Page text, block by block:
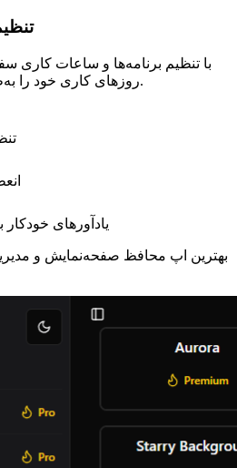
با تنظیم برنامه‌ها و ساعات کاری
روزهای کاری خود را به‌طور کارآمد برنامه‌ریزی کنید.
یادآورهای
بهترین اپ محافظ صفحه‌نمایش و